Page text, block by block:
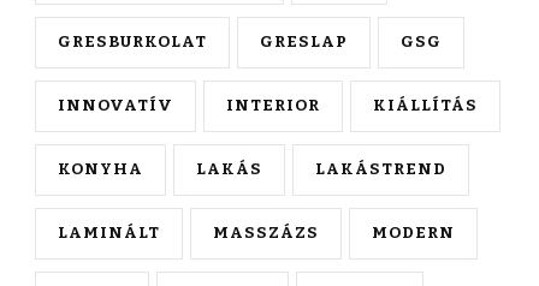
GRESBURKOLAT GRESLAP GSG
INNOVATÍV INTERIOR KIÁLLÍTÁS
KONYHA LAKÁS LAKÁSTREND
LAMINÁLT MASSZÁZS MODERN